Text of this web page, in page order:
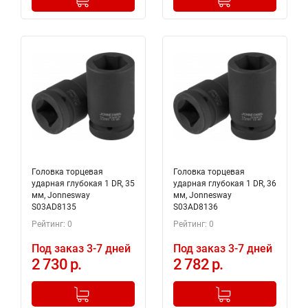
Головка торцевая
ударная глубокая 1 DR, 35
мм, Jonnesway
S03AD8135
Рейтинг: 0
Под заказ 3-7 дней
2 730 р.
+
Добавлено в корзину
Головка торцевая
ударная глубокая 1 DR, 36
мм, Jonnesway
S03AD8136
Рейтинг: 0
Под заказ 3-7 дней
2 782 р.
+
Добавлено в корзину